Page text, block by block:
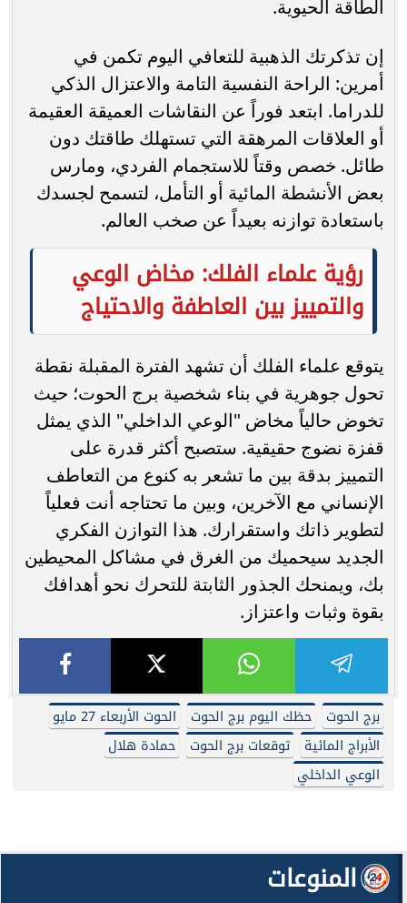
الطاقة الحيوية.
إن تذكرتك الذهبية للتعافي اليوم تكمن في
أمرين: الراحة النفسية التامة والاعتزال الذكي
للدراما. ابتعد فوراً عن النقاشات العميقة العقيمة
أو العلاقات المرهقة التي تستهلك طاقتك دون
طائل. خصص وقتاً للاستجمام الفردي، ومارس
بعض الأنشطة المائية أو التأمل، لتسمح لجسدك
باستعادة توازنه بعيداً عن صخب العالم.
رؤية علماء الفلك: مخاض الوعي
والتمييز بين العاطفة والاحتياج
يتوقع علماء الفلك أن تشهد الفترة المقبلة نقطة
تحول جوهرية في بناء شخصية برج الحوت؛ حيث
تخوض حالياً مخاض "الوعي الداخلي" الذي يمثل
قفزة نضوج حقيقية. ستصبح أكثر قدرة على
التمييز بدقة بين ما تشعر به كنوع من التعاطف
الإنساني مع الآخرين، وبين ما تحتاجه أنت فعلياً
لتطوير ذاتك واستقرارك. هذا التوازن الفكري
الجديد سيحميك من الغرق في مشاكل المحيطين
بك، ويمنحك الجذور الثابتة للتحرك نحو أهدافك
بقوة وثبات واعتزاز.
برج الحوت حظك اليوم برج الحوت
الحوت الأربعاء 27 مايو
الأبراج المائية
توقعات برج الحوت
حمادة هلال
الوعي الداخلي
المنوعات